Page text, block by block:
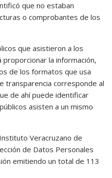
que no estaban
o comprobantes de los
que asistieron a los
la información,
de los formatos que usa
transparencia corresponde al
de ahí puede identificar
asisten a un mismo
Veracruzano de
de Datos Personales
emitiendo un total de 113